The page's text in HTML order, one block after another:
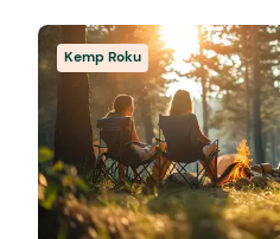
Kemp Roku